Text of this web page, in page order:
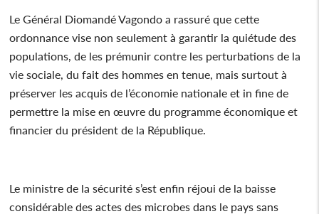
Le Général Diomandé Vagondo a rassuré que cette
ordonnance vise non seulement à garantir la quiétude des
populations, de les prémunir contre les perturbations de la
vie sociale, du fait des hommes en tenue, mais surtout à
préserver les acquis de l’économie nationale et in fine de
permettre la mise en œuvre du programme économique et
financier du président de la République.
Le ministre de la sécurité s’est enfin réjoui de la baisse
considérable des actes des microbes dans le pays sans